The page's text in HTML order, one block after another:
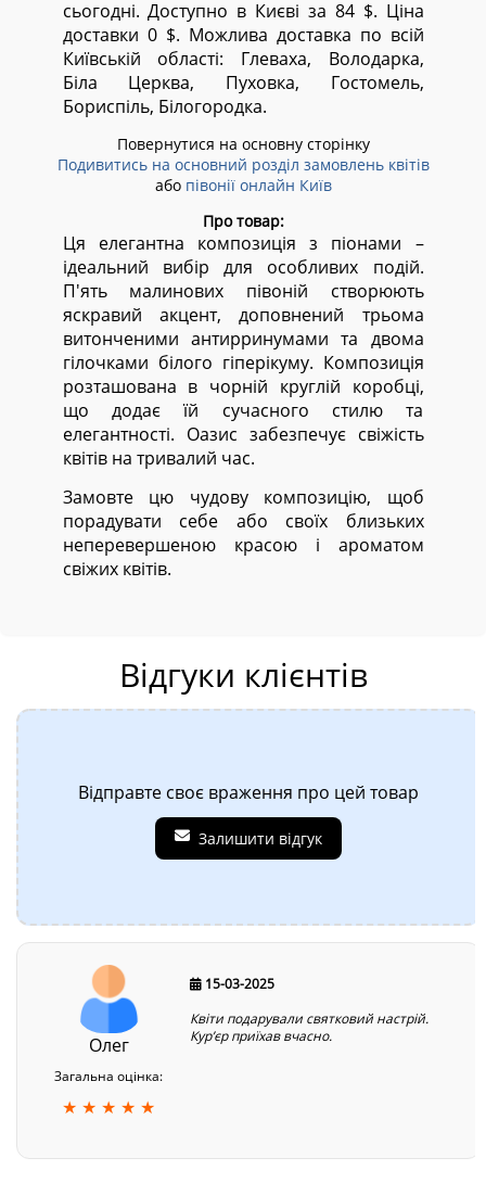
сьогодні. Доступно в Києві за 84 $. Ціна
доставки 0 $. Можлива доставка по всій
Київській області: Глеваха, Володарка,
Біла Церква, Пуховка, Гостомель,
Бориспіль, Білогородка.
Повернутися на основну сторінку
Подивитись на основний розділ замовлень квітів
або півонії онлайн Київ
Про товар:
Ця елегантна композиція з піонами –
ідеальний вибір для особливих подій.
П'ять малинових півоній створюють
яскравий акцент, доповнений трьома
витонченими антирринумами та двома
гілочками білого гіперікуму. Композиція
розташована в чорній круглій коробці,
що додає їй сучасного стилю та
елегантності. Оазис забезпечує свіжість
квітів на тривалий час.
Замовте цю чудову композицію, щоб
порадувати себе або своїх близьких
неперевершеною красою і ароматом
свіжих квітів.
Відгуки клієнтів
Відправте своє враження про цей товар
Залишити відгук
Олег
Загальна оцінка:
★ ★ ★ ★ ★
15-03-2025
Квіти подарували святковий настрій.
Кур’єр приїхав вчасно.